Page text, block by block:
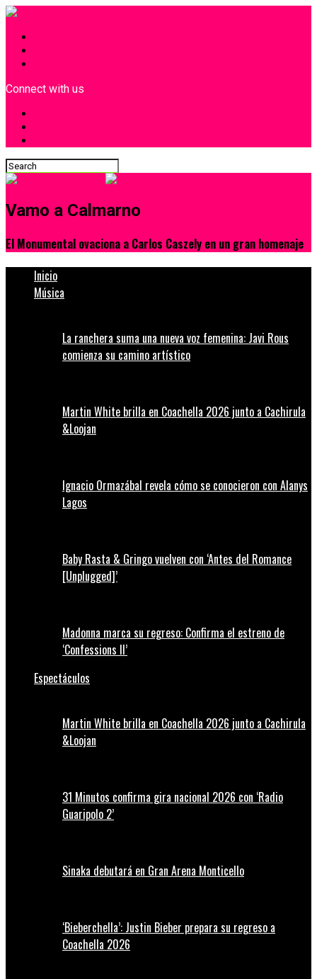
Connect with us
Vamo a Calmarno
El Monumental ovaciona a Carlos Caszely en un gran homenaje
Inicio
Música
La ranchera suma una nueva voz femenina: Javi Rous
comienza su camino artístico
Martin White brilla en Coachella 2026 junto a Cachirula
&Loojan
Ignacio Ormazábal revela cómo se conocieron con Alanys
Lagos
Baby Rasta & Gringo vuelven con ‘Antes del Romance
[Unplugged]’
Madonna marca su regreso: Confirma el estreno de
‘Confessions II’
Espectáculos
Martin White brilla en Coachella 2026 junto a Cachirula
&Loojan
31 Minutos confirma gira nacional 2026 con ‘Radio
Guaripolo 2’
Sinaka debutará en Gran Arena Monticello
‘Bieberchella’: Justin Bieber prepara su regreso a
Coachella 2026